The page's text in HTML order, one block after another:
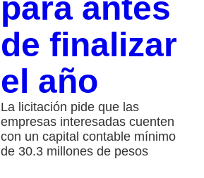
para antes
de finalizar
el año
La licitación pide que las
empresas interesadas cuenten
con un capital contable mínimo
de 30.3 millones de pesos